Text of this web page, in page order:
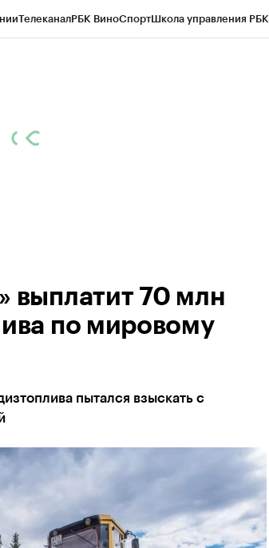
ТелеканалРБК ВиноСпортШкола управления РБК
выплатит 70 млн
по мировому
пытался взыскать с